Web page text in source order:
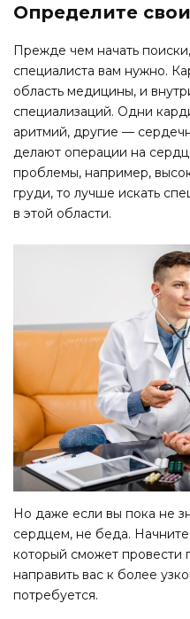
Определите
Прежде чем начать
специалиста вам нужно.
область медицины, и
специализаций. Одни
аритмий, другие —
делают операции на
проблемы, например,
груди, то лучше искать
в этой области.
Но даже если вы пока не
сердцем, не беда.
который сможет провести
направить вас к более
потребуется.